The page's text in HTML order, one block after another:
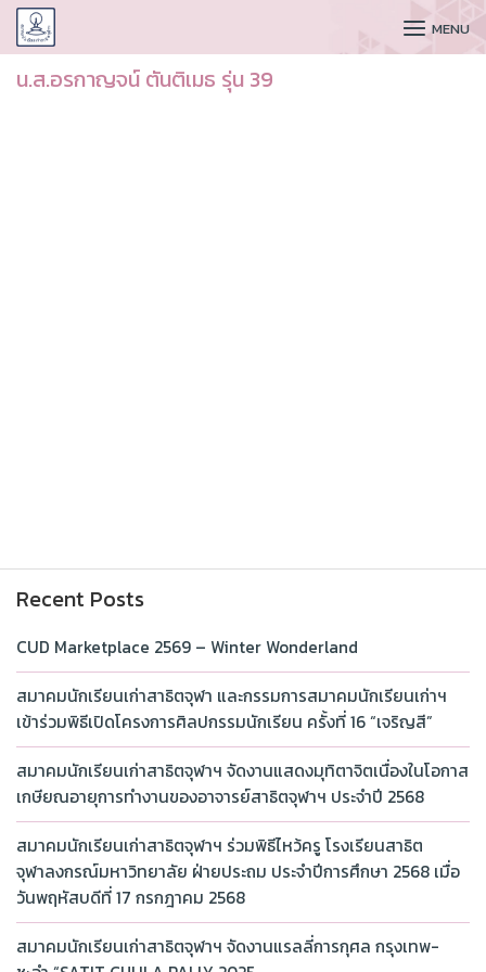
CUDAA MENU
น.ส.อรกาญจน์ ตันติเมธ รุ่น 39
Recent Posts
CUD Marketplace 2569 – Winter Wonderland
สมาคมนักเรียนเก่าสาธิตจุฬา และกรรมการสมาคมนักเรียนเก่าฯ
เข้าร่วมพิธีเปิดโครงการศิลปกรรมนักเรียน ครั้งที่ 16 “เจริญสี”
สมาคมนักเรียนเก่าสาธิตจุฬาฯ จัดงานแสดงมุทิตาจิตเนื่องในโอกาส
เกษียณอายุการทำงานของอาจารย์สาธิตจุฬาฯ ประจำปี 2568
สมาคมนักเรียนเก่าสาธิตจุฬาฯ ร่วมพิธีไหว้ครู โรงเรียนสาธิต
จุฬาลงกรณ์มหาวิทยาลัย ฝ่ายประถม ประจำปีการศึกษา 2568 เมื่อ
วันพฤหัสบดีที่ 17 กรกฎาคม 2568
สมาคมนักเรียนเก่าสาธิตจุฬาฯ จัดงานแรลลี่การกุศล กรุงเทพ-